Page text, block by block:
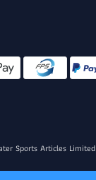
Sports Articles Limited